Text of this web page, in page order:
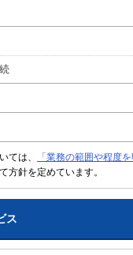
ては、
「業務の範囲や程度
方針を定めています。
ス